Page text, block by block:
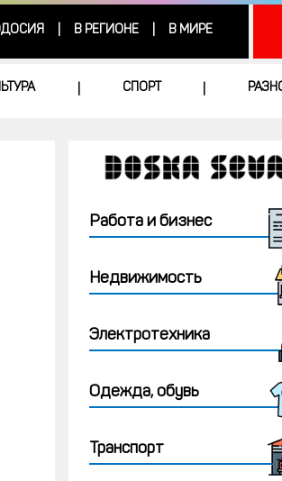
В РЕГИОНЕ В МИРЕ
СПОРТ
Работа и бизнес
Недвижимость
Электротехника
Одежда, обувь
Транспорт